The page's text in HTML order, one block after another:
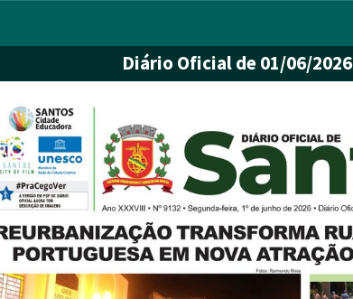
Diário Oficialde 01/06/2026